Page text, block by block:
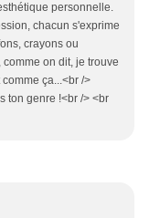
personnelle.
chacun s'exprime
crayons ou
on dit, je trouve
ça...<br />
ton genre !<br /> <br